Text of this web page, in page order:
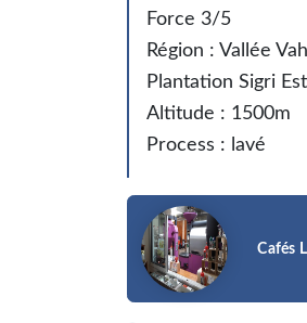
Force 3/5
Région : Vallée
Plantation Sigri
Altitude : 1500m
Process : lavé
Cafés